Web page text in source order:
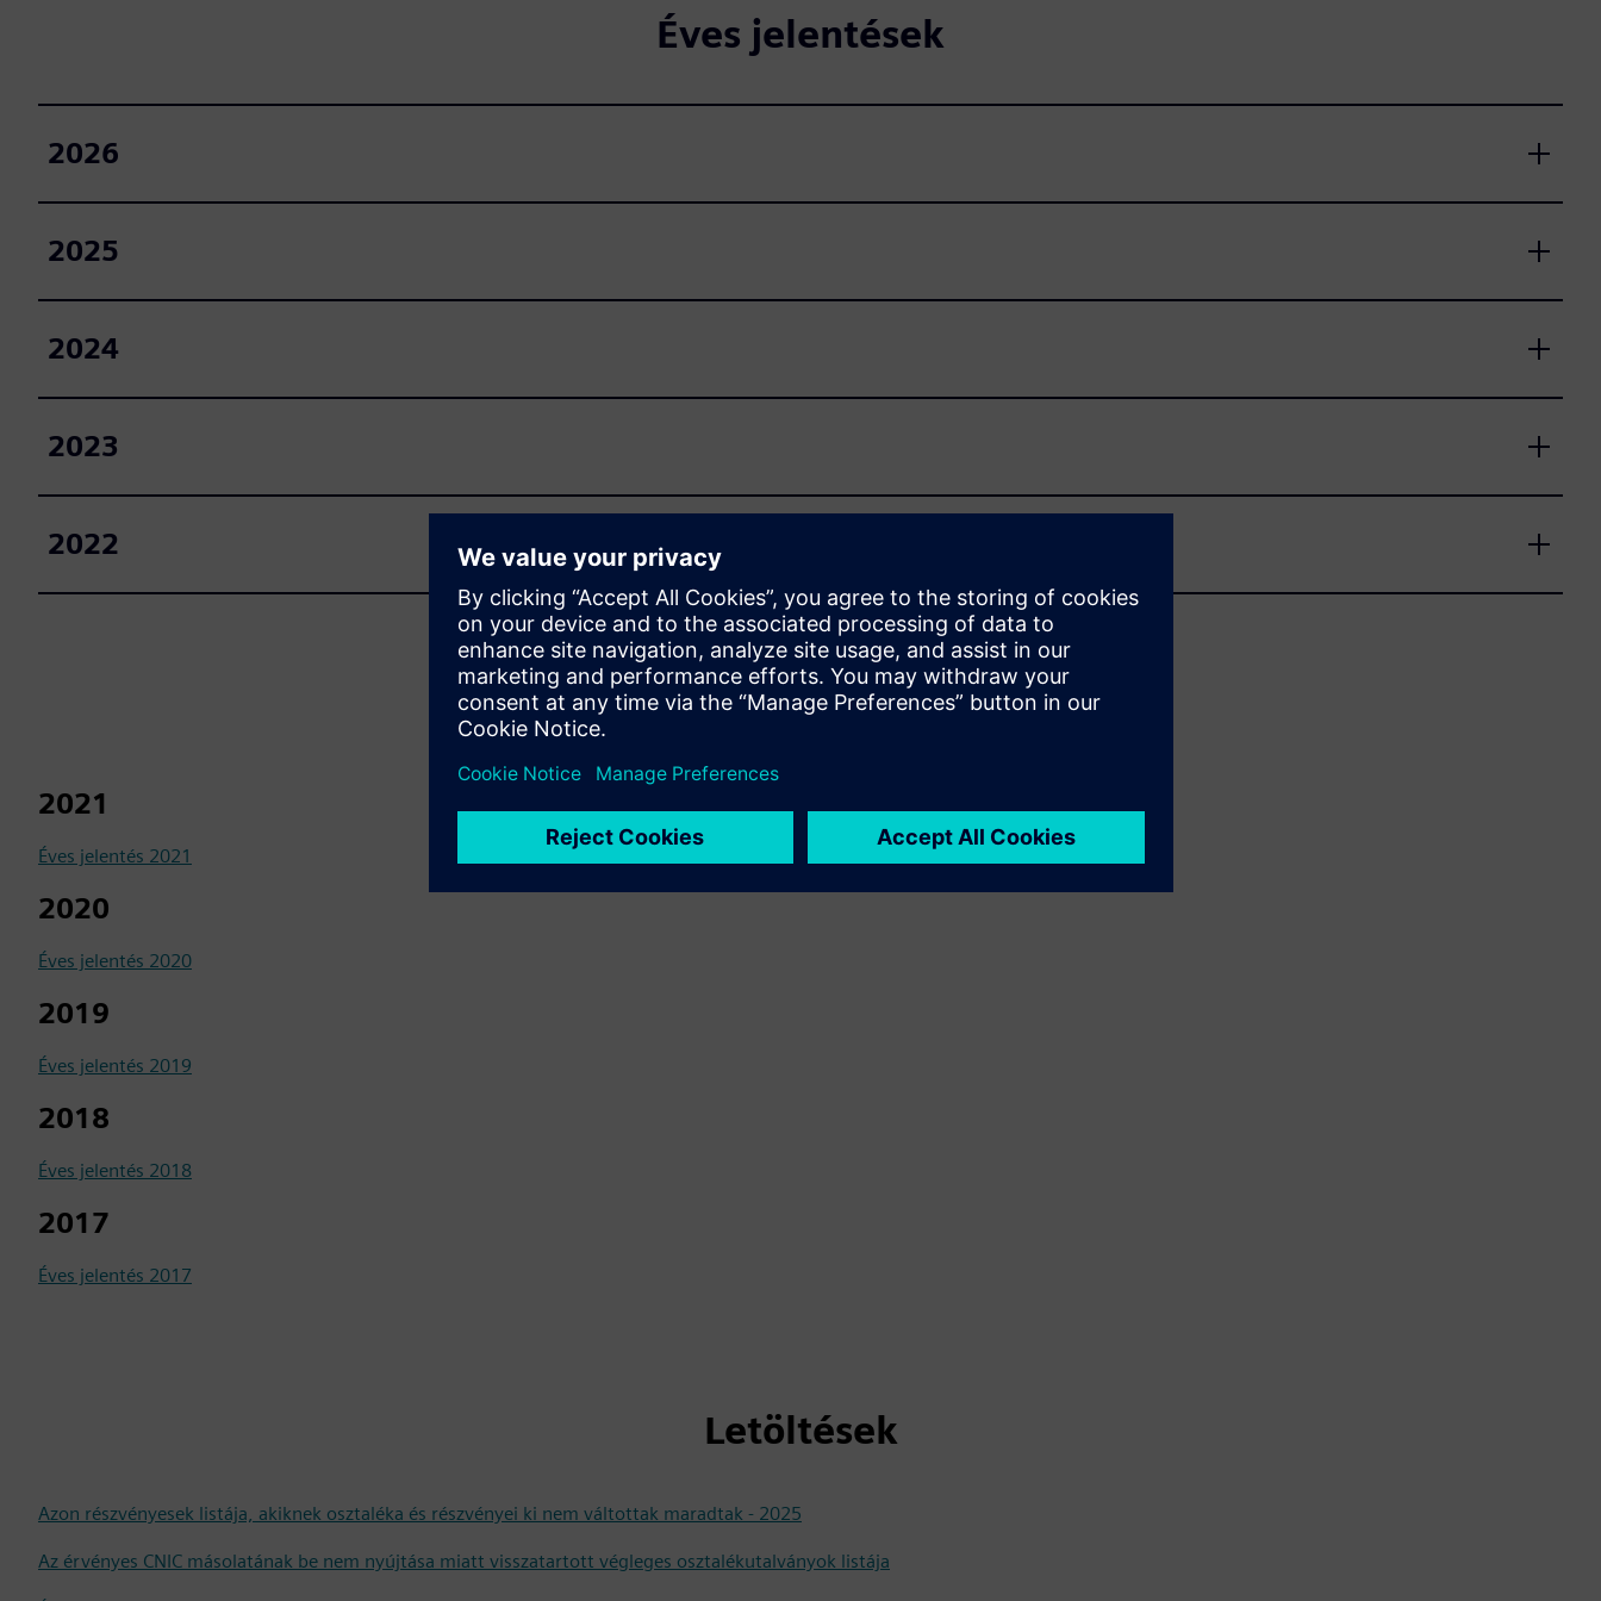
Éves jelentések
2026
2025
2024
2023
2022
Éves jelentések archívuma
2021
Éves jelentés 2021
2020
Éves jelentés 2020
2019
Éves jelentés 2019
2018
Éves jelentés 2018
2017
Éves jelentés 2017
Letöltések
Azon részvényesek listája, akiknek osztaléka és részvényei ki nem váltottak maradtak - 2025
Az érvényes CNIC másolatának be nem nyújtása miatt visszatartott végleges osztalékutalványok listája